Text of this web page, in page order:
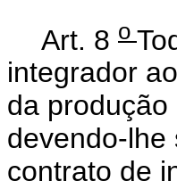
Art. 8 o
integrador
da
devendo-lhe
contrato de